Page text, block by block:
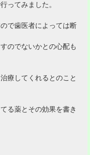
ってみました。
で歯医者によっては断
のでないかとの心配も
療してくれるとのこと
る薬とその効果を書き